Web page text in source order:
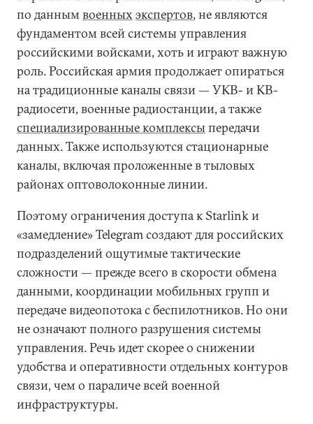
по данным военныхэкспертов, не являются
фундаментом всей системы управления
российскими войсками, хоть и играют важную
роль. Российская армия продолжает опираться
на традиционные каналы связи — УКВ- и КВ-
радиосети, военные радиостанции, а также
специализированные комплексыпередачи
данных. Также используются стационарные
каналы, включая проложенные в тыловых
районах оптоволоконные линии.
Поэтому ограничения доступа к Starlink и
«замедление» Telegram создают для российских
подразделений ощутимые тактические
сложности — прежде всего в скорости обмена
данными, координации мобильных групп и
передаче видеопотока с беспилотников. Но они
не означают полного разрушения системы
управления. Речь идет скорее о снижении
удобства и оперативности отдельных контуров
связи, чем о параличе всей военной
инфраструктуры.